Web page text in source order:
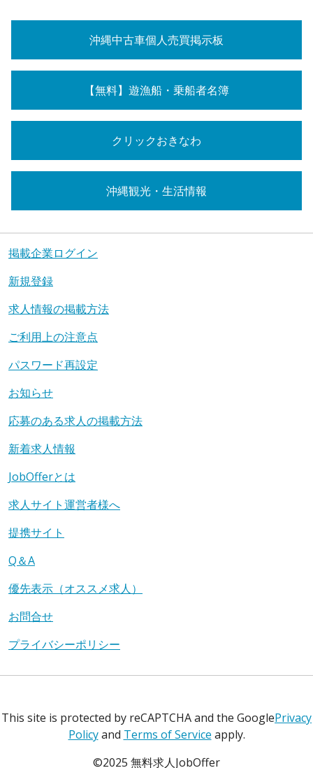
沖縄中古車個人売買掲示板
【無料】遊漁船・乗船者名簿
クリックおきなわ
沖縄観光・生活情報
掲載企業ログイン
新規登録
求人情報の掲載方法
ご利用上の注意点
パスワード再設定
お知らせ
応募のある求人の掲載方法
新着求人情報
JobOfferとは
求人サイト運営者様へ
提携サイト
Q＆A
優先表示（オススメ求人）
お問合せ
プライバシーポリシー
This site is protected by reCAPTCHA and the GooglePrivacy
Policyand Terms of Service apply.
©2025 無料求人JobOffer